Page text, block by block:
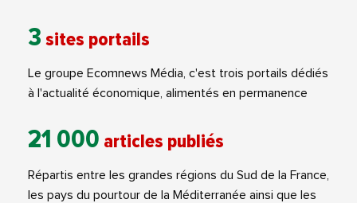
3 sites portails
Le groupe Ecomnews Média, c'est trois portails dédiés
à l'actualité économique, alimentés en permanence
21 000 articles publiés
Répartis entre les grandes régions du Sud de la France,
les pays du pourtour de la Méditerranée ainsi que les